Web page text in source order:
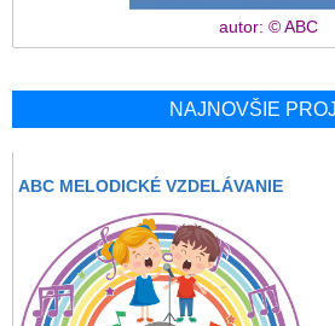
autor: © ABC
NAJNOVŠIE
ABC MELODICKÉ VZDELÁVANIE